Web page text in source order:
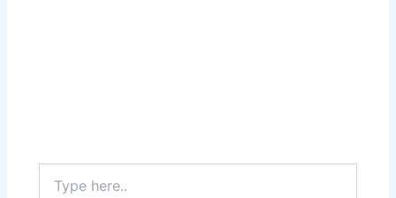
here..